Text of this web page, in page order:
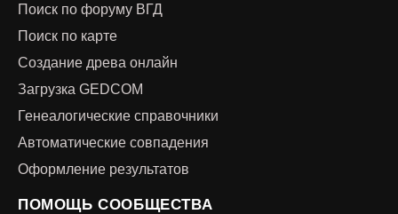
Поиск по форуму ВГД
Поиск по карте
Создание древа онлайн
Загрузка GEDCOM
Генеалогические справочники
Автоматические совпадения
Оформление результатов
ПОМОЩЬ СООБЩЕСТВА